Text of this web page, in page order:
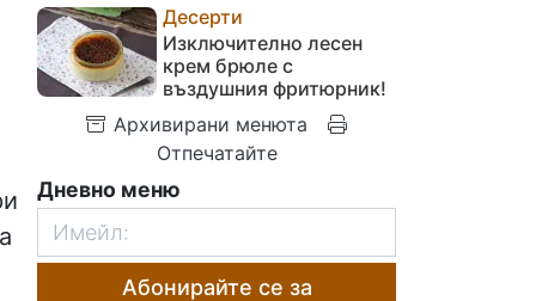
Десерти
Изключително лесен
крем брюле с
въздушния фритюрник!
Архивирани менюта
Отпечатайте
Дневно меню
Абонирайте се за